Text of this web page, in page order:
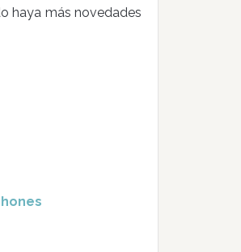
haya más novedades